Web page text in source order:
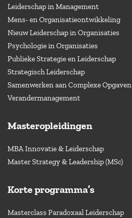
Leiderschap in Management
Mens- en Organisatieontwikkeling
Nieuw Leiderschap in Organisaties
Psychologie in Organisaties
Publieke Strategie en Leiderschap
Strategisch Leiderschap
Samenwerken aan Complexe Opgaven
Verandermanagement
Masteropleidingen
MBA Innovatie & Leiderschap
Master Strategy & Leadership (MSc)
Korte programma’s
Masterclass Paradoxaal Leiderschap